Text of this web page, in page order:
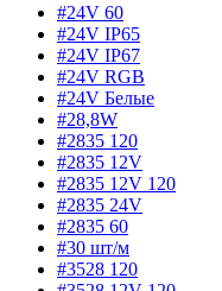
#24V 60
#24V IP65
#24V IP67
#24V RGB
#24V Белые
#28,8W
#2835 120
#2835 12V
#2835 12V 120
#2835 24V
#2835 60
#30 шт/м
#3528 120